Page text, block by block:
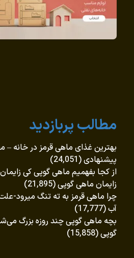
مطالب پربازدید
بهترین غذای ماهی قرمز در خانه
پیشنهادی(24,051)
از کجا بفهمیم ماهی گوپی کی
زایمان ماهی گوپی(21,895)
چرا ماهی قرمز به ته تنگ میرود-
آب(17,777)
بچه ماهی گوپی چند روزه بزرگ
گوپی(15,858)